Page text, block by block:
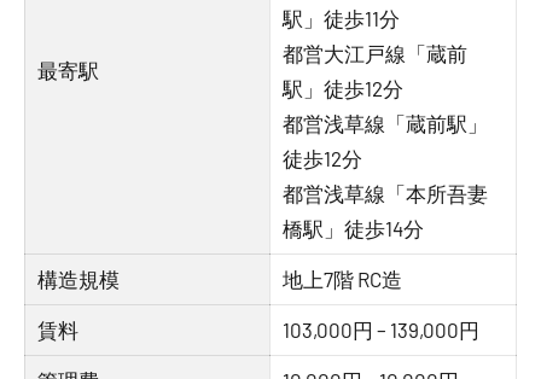
最寄駅
駅」徒歩11分
都営大江戸線「蔵前
駅」徒歩12分
都営浅草線「蔵前駅」
徒歩12分
都営浅草線「本所吾妻
橋駅」徒歩14分
構造規模 地上7階 RC造
賃料 103,000円 – 139,000円